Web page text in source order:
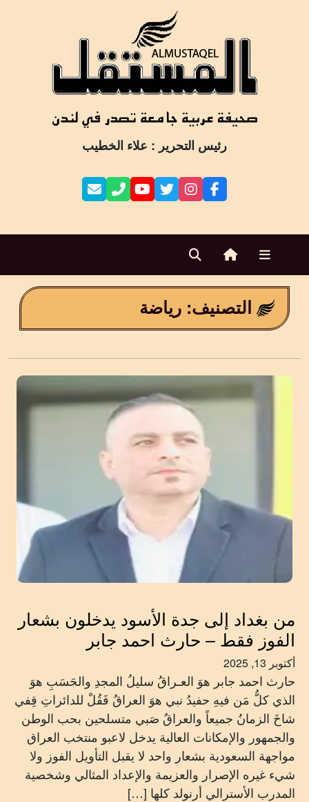
رئيس التحرير : علاء الخطيب
التصنيف: رياضة
من بغداد إلى جدة الأسود يدخلون بشعار
الفوز فقط – حارث احمد جابر
أكتوبر 13, 2025
حارث احمد جابر هوَ العـراقُ سليلُ المجدِ والحَسَبِ هوَ
الذي كلُّ مَن فيهِ حفيدُ نبي هوَ العراقُ فَقُلْ للدائراتِ قِفي
شاخَ الزمانُ جميعاً والعراقُ صَبي متسلحين بحب الوطن
والجمهور والإمكانات العالية يدخل لاعبو منتخب العراق
مواجهة السعودية بشعار واحد لا يقبل التأويل الفوز ولا
شيء غيره الإصرار والعزيمة والإعداد المثالي وشخصية
المدرب الأسترالي أرنولد كلها […]